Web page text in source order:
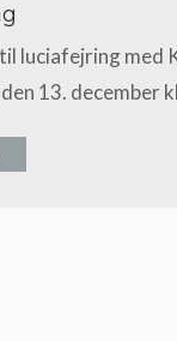
luciafejring med
13. december